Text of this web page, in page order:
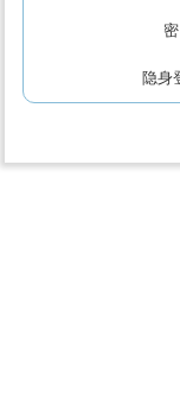
隐身